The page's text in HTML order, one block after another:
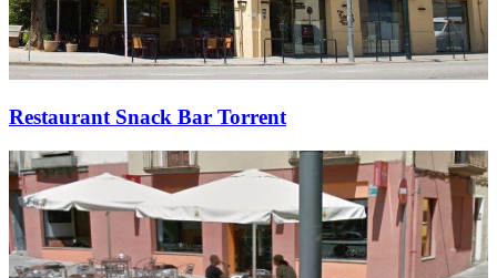
Restaurant Snack Bar Torrent